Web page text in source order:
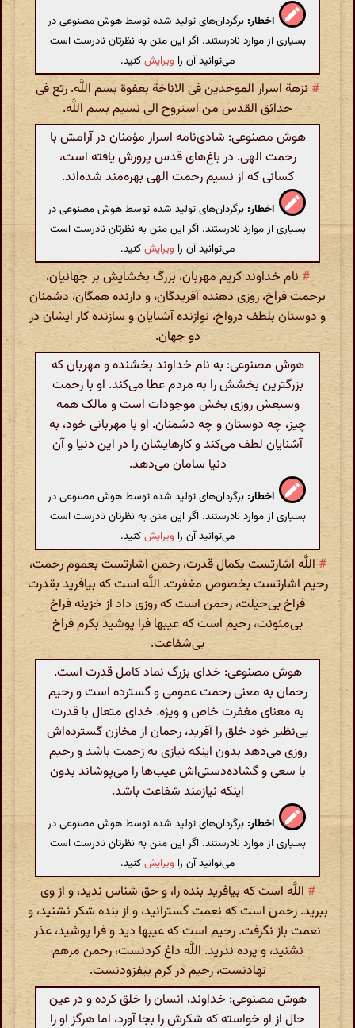
اخطار: برگردان‌های تولید شده توسط هوش مصنوعی در
بسیاری از موارد نادرستند. اگر این متن به نظرتان نادرست است
می‌توانید آن را ویرایشکنید.
# نزهة اسرار الموحدین فی الاناخة بعفوة بسم اللَّه. رتع فی
حدائق القدس من استروح الی نسیم بسم اللَّه.
هوش مصنوعی: شادی‌نامه اسرار مؤمنان در آرامش با
رحمت الهی. در باغ‌های قدس پرورش یافته است،
کسانی که از نسیم رحمت الهی بهره‌مند شده‌اند.
اخطار: برگردان‌های تولید شده توسط هوش مصنوعی در
بسیاری از موارد نادرستند. اگر این متن به نظرتان نادرست است
می‌توانید آن را ویرایشکنید.
# نام خداوند کریم مهربان، بزرگ بخشایش بر جهانیان،
برحمت فراخ، روزی دهنده آفریدگان، و دارنده همگان، دشمنان
و دوستان بلطف درواخ، نوازنده آشنایان و سازنده کار ایشان در
دو جهان.
هوش مصنوعی: به نام خداوند بخشنده و مهربان که
بزرگترین بخشش را به مردم عطا می‌کند. او با رحمت
وسیعش روزی بخش موجودات است و مالک همه
چیز، چه دوستان و چه دشمنان. او با مهربانی خود، به
آشنایان لطف می‌کند و کارهایشان را در این دنیا و آن
دنیا سامان می‌دهد.
اخطار: برگردان‌های تولید شده توسط هوش مصنوعی در
بسیاری از موارد نادرستند. اگر این متن به نظرتان نادرست است
می‌توانید آن را ویرایشکنید.
#اللَّه اشارتست بکمال قدرت، رحمن اشارتست بعموم رحمت،
رحیم اشارتست بخصوص مغفرت. اللَّه است که بیافرید بقدرت
فراخ بی‌حیلت، رحمن است که روزی داد از خزینه فراخ
بی‌مئونت، رحیم است که عیبها فرا پوشید بکرم فراخ
بی‌شفاعت.
هوش مصنوعی: خدای بزرگ نماد کامل قدرت است.
رحمان به معنی رحمت عمومی و گسترده است و رحیم
به معنای مغفرت خاص و ویژه. خدای متعال با قدرت
بی‌نظیر خود خلق را آفرید، رحمان از مخازن گسترده‌اش
روزی می‌دهد بدون اینکه نیازی به زحمت باشد و رحیم
با سعی و گشاده‌دستی‌اش عیب‌ها را می‌پوشاند بدون
اینکه نیازمند شفاعت باشد.
اخطار: برگردان‌های تولید شده توسط هوش مصنوعی در
بسیاری از موارد نادرستند. اگر این متن به نظرتان نادرست است
می‌توانید آن را ویرایشکنید.
# اللَّه است که بیافرید بنده را، و حق شناس ندید، و از وی
ببرید. رحمن است که نعمت گسترانید، و از بنده شکر نشنید، و
نعمت باز نگرفت. رحیم است که عیبها دید و فرا پوشید، عذر
نشنید، و پرده ندرید. اللَّه داغ کردنست، رحمن مرهم
نهادنست، رحیم در کرم بیفزودنست.
هوش مصنوعی: خداوند، انسان را خلق کرده و در عین
حال از او خواسته که شکرش را بجا آورد، اما هرگز او را